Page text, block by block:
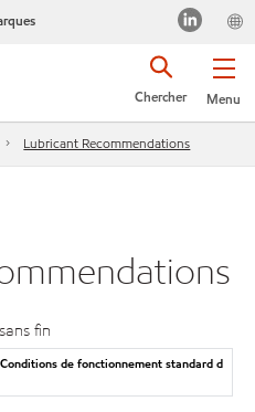
Menu
Chercher
Lubricant Recommendations
fin
de fonctionnement standard d